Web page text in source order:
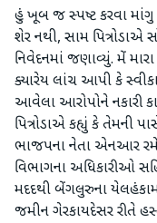
હું ખૂબ જ સ્પષ્ટ કરવા માંગુ
શેર નથી, સામ પિત્રોડાએ
નિવેદનમાં જણાવ્યું. મેં
ક્યારેય લાંચ આપી કે
આવેલા આરોપોને નકારી
પિત્રોડાએ કહ્યું કે તેમની
ભાજપના નેતા એનઆર
વિભાગના અધિકારીઓ
મદદથી બેંગલુરુના
જમીન ગેરકાયદેસર રીતે